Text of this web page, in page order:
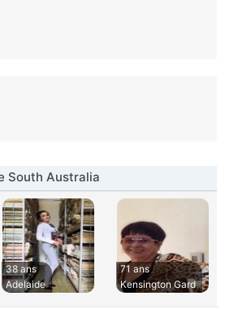
South Australia
38 ans
Adelaide
71 ans
Kensington Gard